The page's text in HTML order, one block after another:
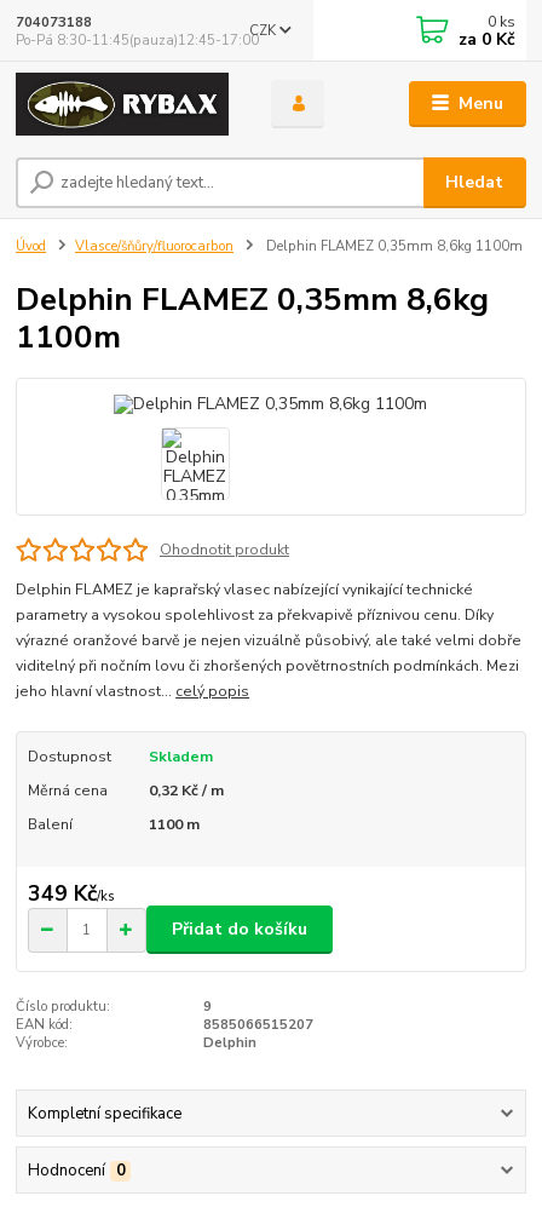
Menu
CZK
Hledat
704073188
Po-Pá 8:30-11:45(pauza)12:45-17:00
0 ks
za 0 Kč
Úvod Vlasce/šňůry/fluorocarbon Delphin FLAMEZ 0,35mm 8,6kg 1100m
Delphin FLAMEZ 0,35mm 8,6kg
1100m
Ohodnotit produkt
Delphin FLAMEZ je kaprařský vlasec nabízející vynikající technické
parametry a vysokou spolehlivost za překvapivě příznivou cenu. Díky
výrazné oranžové barvě je nejen vizuálně působivý, ale také velmi dobře
viditelný při nočním lovu či zhoršených povětrnostních podmínkách. Mezi
jeho hlavní vlastnost... celý popis
Dostupnost
Skladem
Měrná cena
0,32 Kč / m
Balení
1100 m
349 Kč/ks
Přidat do košíku
Číslo produktu:
9
EAN kód:
8585066515207
Výrobce:
Delphin
Kompletní specifikace
Hodnocení 0